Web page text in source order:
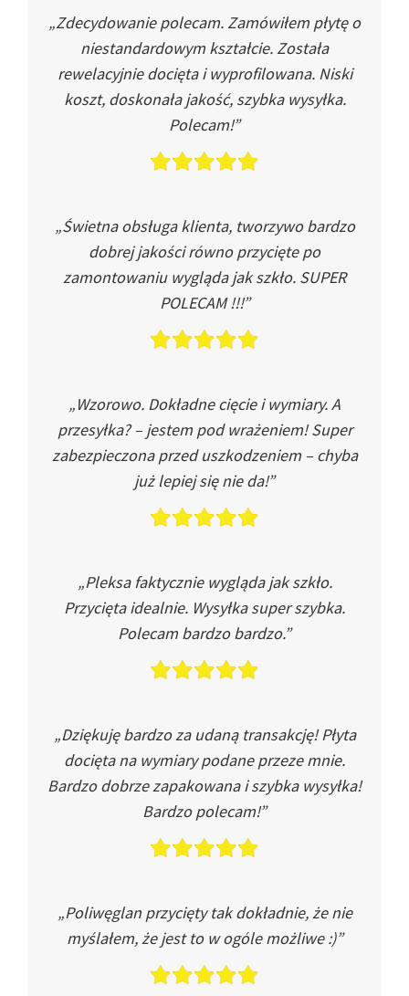
„Zdecydowanie polecam. Zamówiłem płytę o
niestandardowym kształcie. Została
rewelacyjnie docięta i wyprofilowana. Niski
koszt, doskonała jakość, szybka wysyłka.
Polecam!”
„Świetna obsługa klienta, tworzywo bardzo
dobrej jakości równo przycięte po
zamontowaniu wygląda jak szkło. SUPER
POLECAM !!!”
„Wzorowo. Dokładne cięcie i wymiary. A
przesyłka? – jestem pod wrażeniem! Super
zabezpieczona przed uszkodzeniem – chyba
już lepiej się nie da!”
„Pleksa faktycznie wygląda jak szkło.
Przycięta idealnie. Wysyłka super szybka.
Polecam bardzo bardzo.”
„Dziękuję bardzo za udaną transakcję! Płyta
docięta na wymiary podane przeze mnie.
Bardzo dobrze zapakowana i szybka wysyłka!
Bardzo polecam!”
„Poliwęglan przycięty tak dokładnie, że nie
myślałem, że jest to w ogóle możliwe :)”